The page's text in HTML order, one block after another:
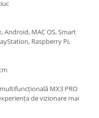
MAC OS, Smart
Raspberry Pi,
MX3 PRO
de vizionare mai